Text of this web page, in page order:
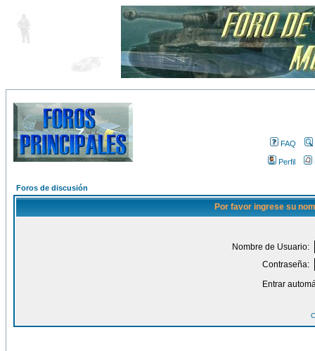
FAQ
Perfil
Foros de discusión
Por favor ingrese su
Nombre de Usuario:
Contraseña:
Entrar